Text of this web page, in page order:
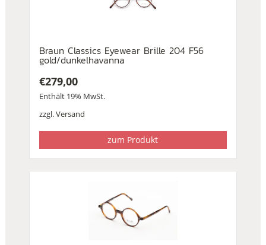
Braun Classics Eyewear Brille 204 F56
gold/dunkelhavanna
€279,00
Enthält 19% MwSt.
zzgl.Versand
zum Produkt